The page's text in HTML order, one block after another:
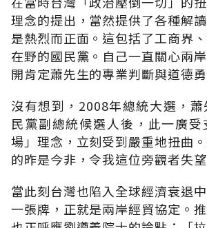
理念的提出，當然提供了各種解
是熱烈而正面。這包括了工商界
在野的國民黨。自己一直關心兩
開肯定蕭先生的專業判斷與道德勇
沒有想到，2008年總統大選，
民黨副總統候選人後，此一廣
場」理念，立刻受到嚴重地扭曲
的昨是今非，令我這位旁觀者失
當此刻台灣也陷入全球經濟衰退
一張牌，正就是兩岸經貿協定。